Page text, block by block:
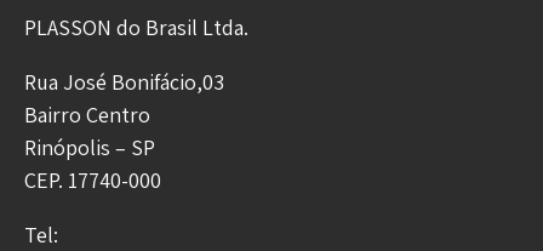
PLASSON do Brasil Ltda.
Rua José Bonifácio,03
Bairro Centro
Rinópolis – SP
CEP. 17740-000
Tel: